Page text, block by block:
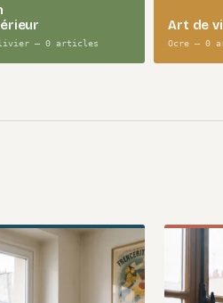
— 0 articles
Art de
Ocre — 0